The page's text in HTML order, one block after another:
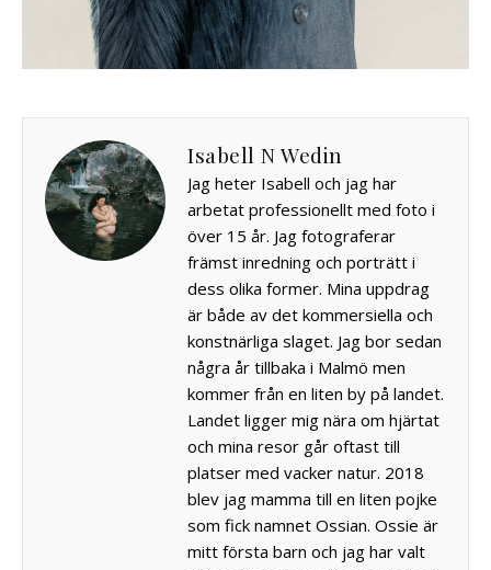
Isabell N Wedin
Jag heter Isabell och jag har
arbetat professionellt med foto i
över 15 år. Jag fotograferar
främst inredning och porträtt i
dess olika former. Mina uppdrag
är både av det kommersiella och
konstnärliga slaget. Jag bor sedan
några år tillbaka i Malmö men
kommer från en liten by på landet.
Landet ligger mig nära om hjärtat
och mina resor går oftast till
platser med vacker natur. 2018
blev jag mamma till en liten pojke
som fick namnet Ossian. Ossie är
mitt första barn och jag har valt